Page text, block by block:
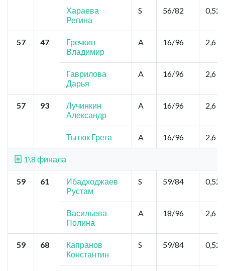
Хараева
Регина
S 56/82 0,52
57 47
Гречкин
Владимир
A 16/96 2,6
Гаврилова
Дарья
A 16/96 2,6
57 93
Лучинкин
Александр
A 16/96 2,6
Тытюк Грета A 16/96 2,6
1\8 финала
59 61
Ибадходжаев
Рустам
S 59/84 0,52
Васильева
Полина
A 18/96 2,6
59 68
Капранов
Константин
S 59/84 0,52